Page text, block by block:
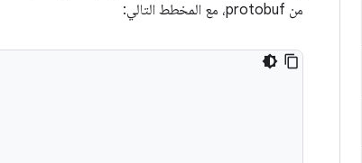
من protobuf، مع المخطط التالي: